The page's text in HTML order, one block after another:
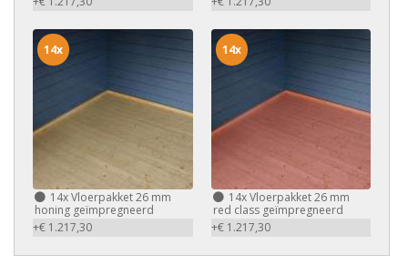
14xVloerpakket 26 mm
honing geïmpregneerd
+€ 1.217,30
14x
14xVloerpakket 26 mm
red class geïmpregneerd
+€ 1.217,30
14x